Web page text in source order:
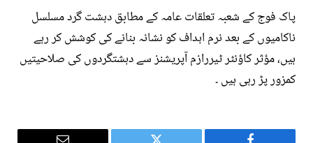
پاک فوج کے شعبہ تعلقات عامہ کے مطابق دہشت گرد مسلسل
ناکامیوں کے بعد نرم اہداف کو نشانہ بنانے کی کوشش کر رہے
ہیں، مؤثر کاؤنٹر ٹیررازم آپریشنز سے دہشتگردوں کی صلاحیتیں
کمزور پڑ رہی ہیں ۔